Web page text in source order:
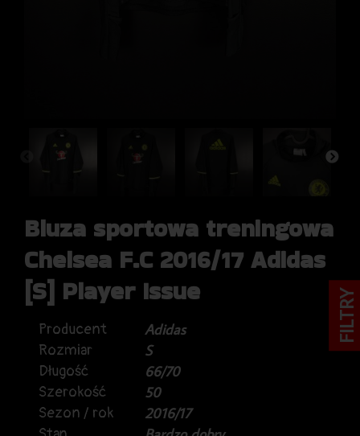
Bluza sportowa treningowa
Chelsea F.C 2016/17 Adidas
[S] Player Issue
Producent
Adidas
Rozmiar
S
Długość
66/70
Szerokość
50
Sezon / rok
2016/17
FILTRY